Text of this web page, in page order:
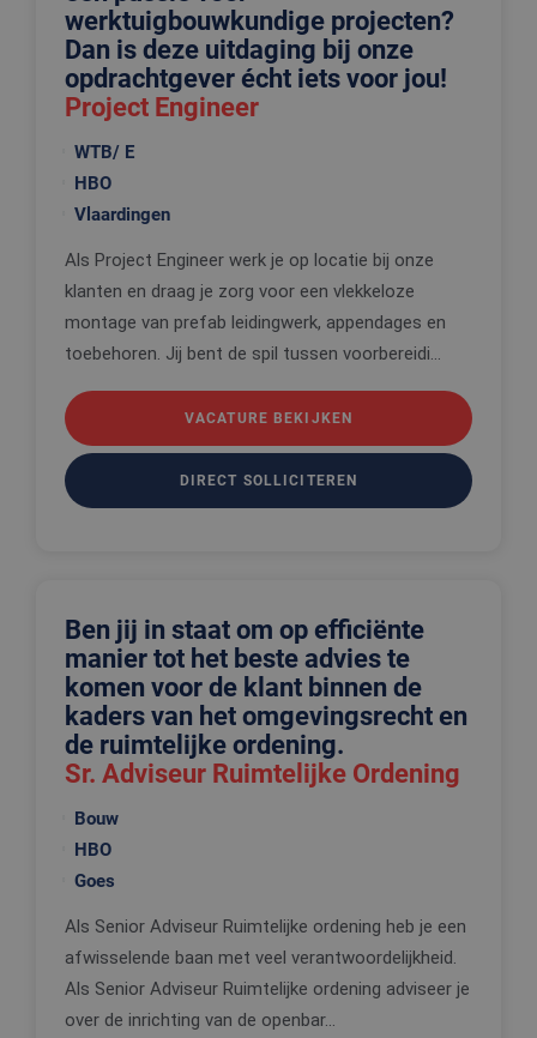
werktuigbouwkundige projecten?
Dan is deze uitdaging bij onze
opdrachtgever écht iets voor jou!
Project Engineer
WTB/ E
HBO
Vlaardingen
Als Project Engineer werk je op locatie bij onze
klanten en draag je zorg voor een vlekkeloze
montage van prefab leidingwerk, appendages en
toebehoren. Jij bent de spil tussen voorbereidi...
VACATURE BEKIJKEN
DIRECT SOLLICITEREN
Ben jij in staat om op efficiënte
manier tot het beste advies te
komen voor de klant binnen de
kaders van het omgevingsrecht en
de ruimtelijke ordening.
Sr. Adviseur Ruimtelijke Ordening
Bouw
HBO
Goes
Als Senior Adviseur Ruimtelijke ordening heb je een
afwisselende baan met veel verantwoordelijkheid.
Als Senior Adviseur Ruimtelijke ordening adviseer je
over de inrichting van de openbar...